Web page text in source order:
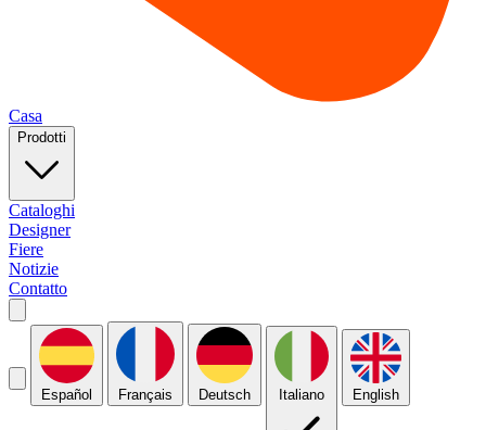
Casa
Prodotti
Cataloghi
Designer
Fiere
Notizie
Contatto
Español Français Deutsch Italiano English